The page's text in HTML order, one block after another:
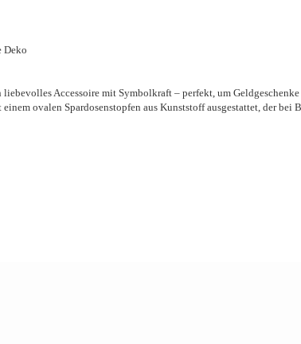
Deko
liebevolles Accessoire mit Symbolkraft – perfekt, um
ovalen Spardosenstopfen aus Kunststoff ausgestattet, der bei